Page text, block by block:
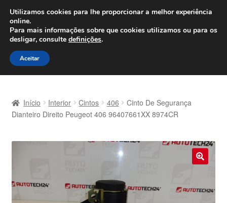
ENVIO a partir de 7 EUR
Seg-Sex, das 9h às 16h800 500 967
Ir
para
a
Saltar
para
o
Carrinho
Envio para todo o planeta
Início Interior Cintos 406
Cinto De Segurança
Dianteiro Direito Peugeot 406 96407661XX 8974CR
Utilizamos cookies para lhe proporcionar a melhor experiência
online.
Para mais informações sobre que cookies utilizamos ou para os
desligar, consulte definições.
Aceitar